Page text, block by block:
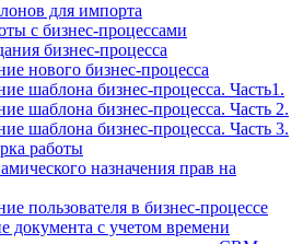
для импорта
с бизнес-процессами
бизнес-процесса
нового бизнес-процесса
шаблона бизнес-процесса. Часть1.
шаблона бизнес-процесса. Часть 2.
шаблона бизнес-процесса. Часть 3.
работы
назначения прав на
пользователя в бизнес-процессе
документа с учетом времени